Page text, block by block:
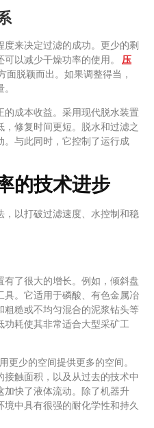
来决定过滤的成功。更少的剩
以减少干燥功率的使用。 压
脱颖而出。如果调整得当，
成本收益。采用现代脱水装置
修复时间更短。脱水和过滤之
与此同时，它控制了运行成
的技术进步
以打破过滤速度、水控制和稳
了很大的增长。例如，倾斜盘
。它适用于磷酸、有色金属冶
糙或不均匀混合的泥浆钻头等
耗使其非常适合大型采矿工
更少的空间提供更多的空间。
触面积，以及从过去的技术中
快了液体流动。除了机器升
中具有很强的耐化学性和持久